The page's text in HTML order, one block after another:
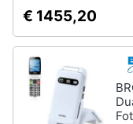
Sport
Animali
Motori
€ 1455,20